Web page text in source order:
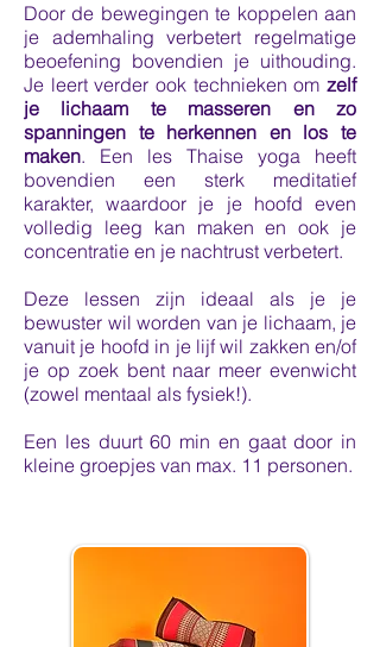
Door de bewegingen te koppelen aan
je ademhaling verbetert regelmatige
beoefening bovendien je uithouding.
Je leert verder ook technieken om zelf
je lichaam te masseren en zo
spanningen te herkennen en los te
maken. Een les Thaise yoga heeft
bovendien een sterk meditatief
karakter, waardoor je je hoofd even
volledig leeg kan maken en ook je
concentratie en je nachtrust verbetert.
Deze lessen zijn ideaal als je je
bewuster wil worden van je lichaam, je
vanuit je hoofd in je lijf wil zakken en/of
je op zoek bent naar meer evenwicht
(zowel mentaal als fysiek!).
Een les duurt 60 min en gaat door in
kleine groepjes van max. 11 personen.